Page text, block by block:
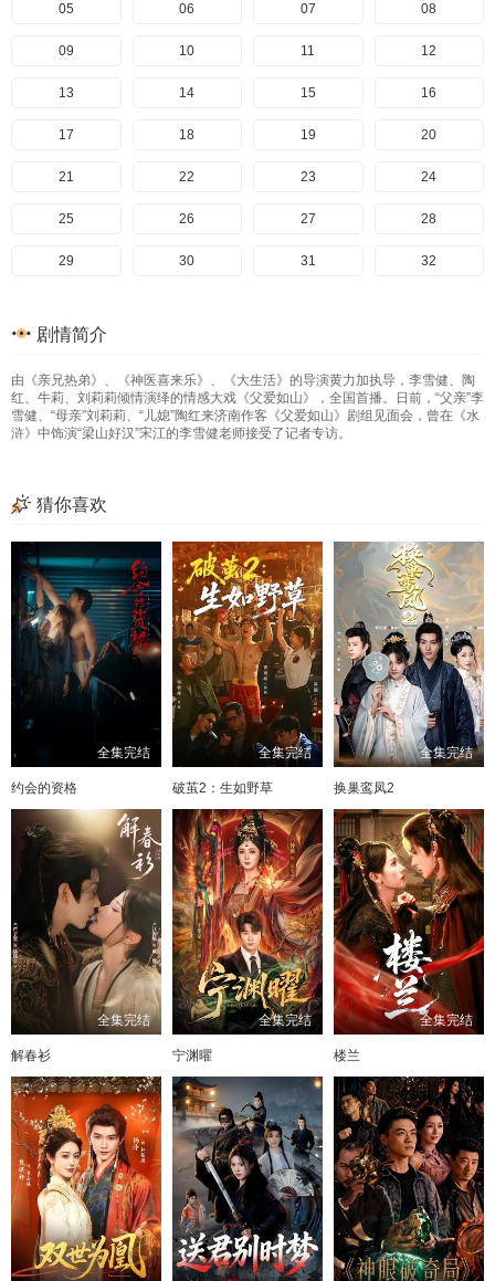
05 06 07 08
09 10 11 12
13 14 15 16
17 18 19 20
21 22 23 24
25 26 27 28
29 30 31 32
37
41 42 43 44
45 46 47
53
57 58 59 60
61 62 63 64
65 66 67 68
69 70 71 72
74 75 76
77 78 79 80
81 82 83 84
85 86 87
剧情简介
由《亲兄热弟》、《神医喜来乐》、《大生活》的导演黄力加执导，李雪健、陶
红、牛莉、刘莉莉倾情演绎的情感大戏《父爱如山》，全国首播。日前，“父亲”李
雪健、“母亲”刘莉莉、“儿媳”陶红来济南作客《父爱如山》剧组见面会，曾在《水
浒》中饰演“梁山好汉”宋江的李雪健老师接受了记者专访。
猜你喜欢
全集完结
约会的资格
全集完结
破茧2：生如野草
全集完结
换巢鸾凤2
全集完结
解春衫
全集完结
宁渊曜
全集完结
楼兰